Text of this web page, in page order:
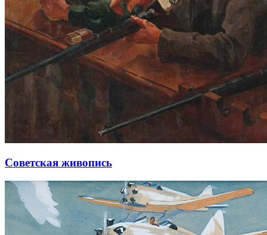
Советская живопись